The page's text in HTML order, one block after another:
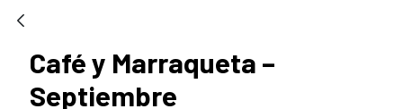
Café y Marraqueta –
Septiembre